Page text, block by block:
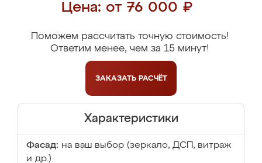
Цена: от 76 000 ₽
Поможем рассчитать точную стоимость!
Ответим менее, чем за 15 минут!
ЗАКАЗАТЬ РАСЧЁТ
Характеристики
Фасад: на ваш выбор (зеркало, ДСП, витраж
и др.)